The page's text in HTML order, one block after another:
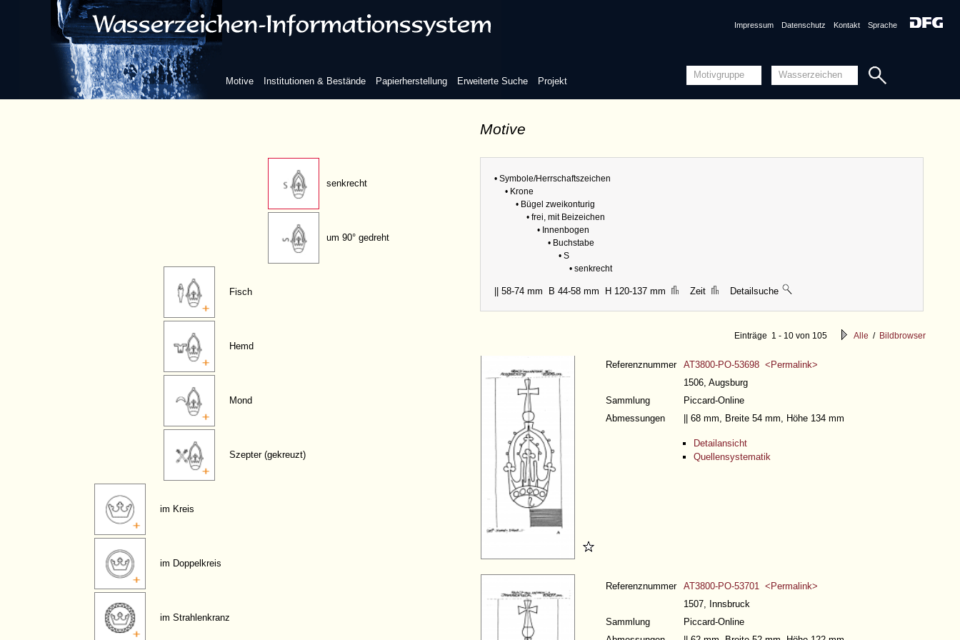
Motive Institutionen & Bestände Papierherstellung Erweiterte Suche Projekt
Impressum Datenschutz Kontakt Sprache
Motive
ohne weiteres Beizeichen
Buchstabe
senkrecht
um 90° gedreht
Fisch
Hemd
Mond
Szepter (gekreuzt)
im Kreis
im Doppelkreis
im Strahlenkranz
• Symbole/Herrschaftszeichen
• Krone
• Bügel zweikonturig
• frei, mit Beizeichen
• Innenbogen
• Buchstabe
• S
• senkrecht
|| 58-74 mm B 44-58 mm H 120-137 mm Zeit Detailsuche
Einträge 1 - 10 von 105 Alle / Bildbrowser
1506, Augsburg
Sammlung
Referenznummer
AT3800-PO-53698 <Permalink>
1506, Augsburg
Sammlung
Piccard-Online
Abmessungen
|| 68 mm, Breite 54 mm, Höhe 134 mm
Detailansicht
Quellensystematik
Referenznummer
AT3800-PO-53701 <Permalink>
1507, Innsbruck
Sammlung
Piccard-Online